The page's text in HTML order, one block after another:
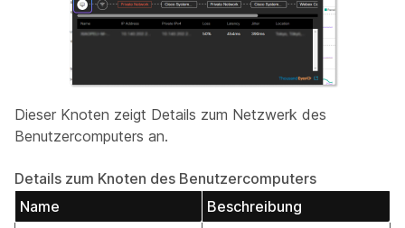
Dieser Knoten zeigt Details zum Netzwerk des
Benutzercomputers an.
Details zum Knoten des Benutzercomputers
Name
Beschreibung